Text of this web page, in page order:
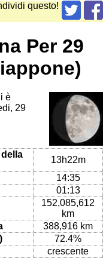
questo!
Per 29
è
29
13h22m
14:35
01:13
152,085,612
km
388,916 km
72.4%
crescente